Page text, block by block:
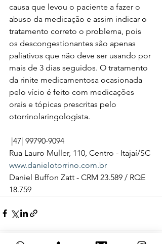
causa que levou o paciente a fazer o
abuso da medicação e assim indicar o
tratamento correto o problema, pois
os descongestionantes são apenas
paliativos que não deve ser usando por
mais de 3 dias seguidos. O tratamento
da rinite medicamentosa ocasionada
pelo vício é feito com medicações
orais e tópicas prescritas pelo
otorrinolaringologista.⁣
|47| 99790-9094⁣⁣⁣
Rua Lauro Muller, 110, Centro - Itajaí/SC⁣⁣⁣
www.danielotorrino.com.br
⁣⁣Daniel Buffon Zatt - CRM 23.589 / RQE
18.759